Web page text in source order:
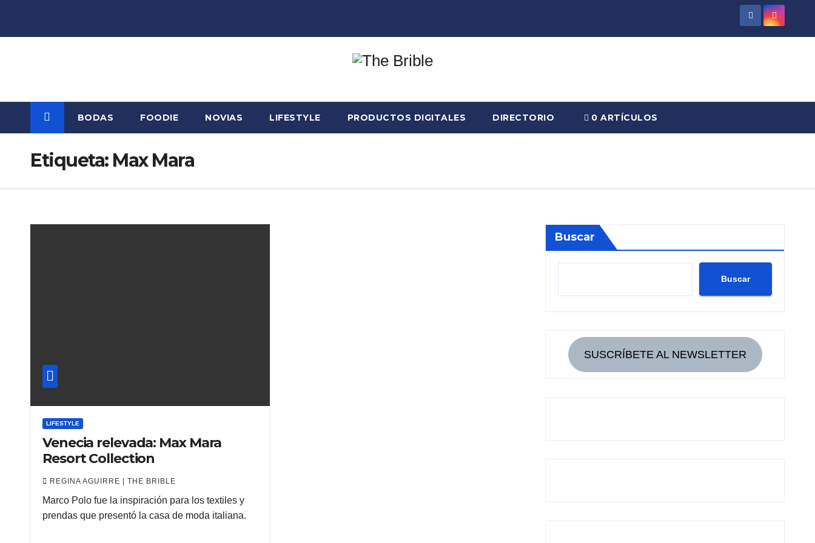
BODAS FOODIE NOVIAS LIFESTYLE PRODUCTOS DIGITALES DIRECTORIO 0 ARTÍCULOS
Etiqueta: Max Mara
LIFESTYLE
Venecia relevada: Max Mara
Resort Collection
REGINA AGUIRRE | THE BRIBLE
Marco Polo fue la inspiración para los textiles y
prendas que presentó la casa de moda italiana.
Buscar
Buscar
SUSCRÍBETE AL NEWSLETTER